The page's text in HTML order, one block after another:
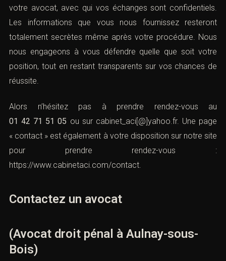
votre avocat, avec qui vos échanges sont confidentiels.
Les informations que vous nous fournissez resteront
totalement secrètes même après votre procédure. Nous
nous engageons à vous défendre quelle que soit votre
position, tout en restant transparents sur vos chances de
réussite.
Alors n’hésitez pas à prendre rendez-vous au
01 42 71 51 05 ou sur cabinet_aci[@]yahoo.fr. Une page
« contact » est également à votre disposition sur notre site
pour prendre rendez-vous :
https://www.cabinetaci.com/contact
Contactez un avocat
(Avocat droit pénal à Aulnay-sous-
Bois)